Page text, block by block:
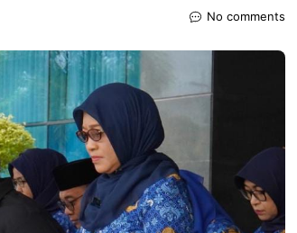
No comments